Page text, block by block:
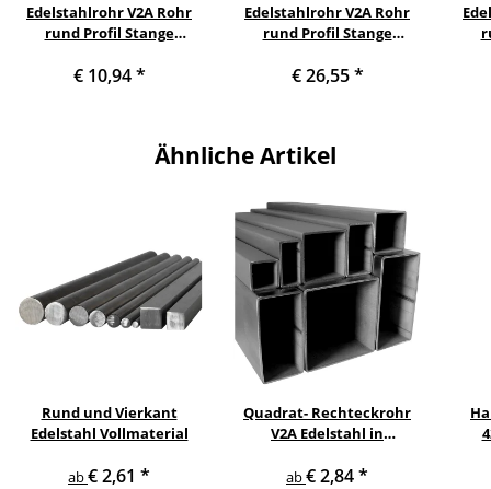
Edelstahlrohr V2A Rohr
rund Profil Stange
Länge: 500 mm
€ 10,94*
Edelstahlrohr V2A Rohr
rund Profil Stange
Länge: 1300 mm
€ 26,55*
Ähnliche Artikel
Rund und Vierkant
Edelstahl Vollmaterial
ab€ 2,61 *
Quadrat- Rechteckrohr
V2A Edelstahl in
Querschnitten und
ab€ 2,84*